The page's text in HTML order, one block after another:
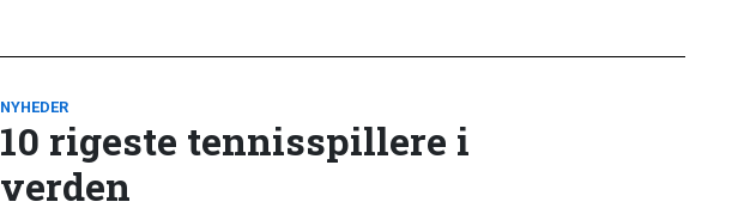
NYHEDER
10 rigeste tennisspillere i
verden